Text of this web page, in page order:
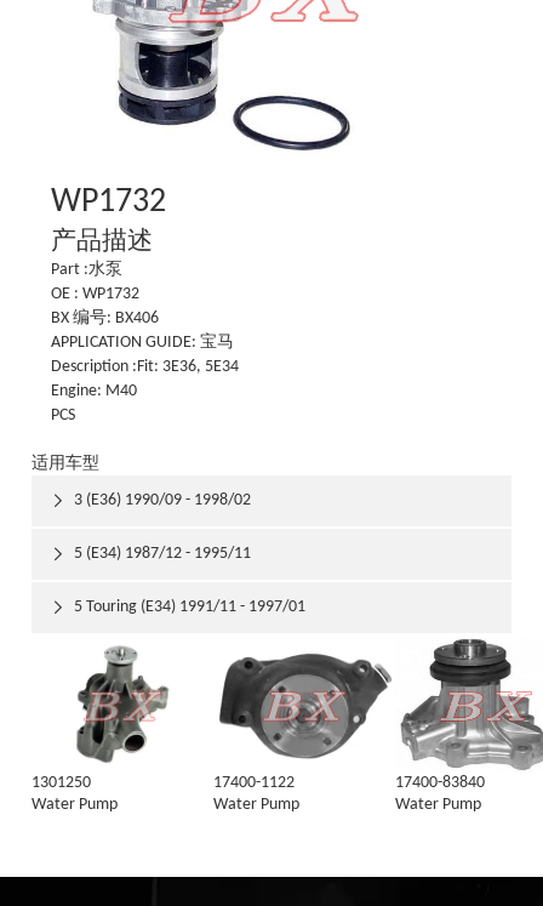
WP1732
产品描述
Part :水泵
OE : WP1732
BX 编号: BX406
APPLICATION GUIDE: 宝马
Description :Fit: 3E36, 5E34
Engine: M40
PCS
适用车型
3 (E36) 1990/09 - 1998/02

5 (E34) 1987/12 - 1995/11

5 Touring (E34) 1991/11 - 1997/01

1301250
Water Pump
17400-1122
Water Pump
17400-83840
Water Pump